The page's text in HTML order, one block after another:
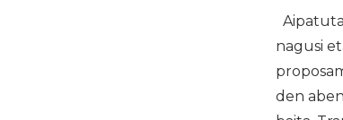
nagusi
den